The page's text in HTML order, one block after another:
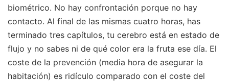
biométrico. No hay confrontación porque no hay
contacto. Al final de las mismas cuatro horas, has
terminado tres capítulos, tu cerebro está en estado de
flujo y no sabes ni de qué color era la fruta ese día. El
coste de la prevención (media hora de asegurar la
habitación) es ridículo comparado con el coste del